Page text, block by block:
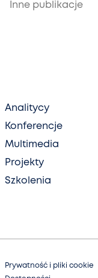
Inne publikacje
Analitycy
Konferencje
Multimedia
Projekty
Szkolenia
Prywatność i pliki cookie